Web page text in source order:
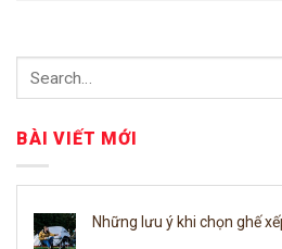
BÀI VIẾT MỚI
Những lưu ý khi chọn ghế